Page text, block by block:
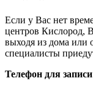
Если у Вас нет
центров Кислород,
выходя из дома или
специалисты
Телефон для